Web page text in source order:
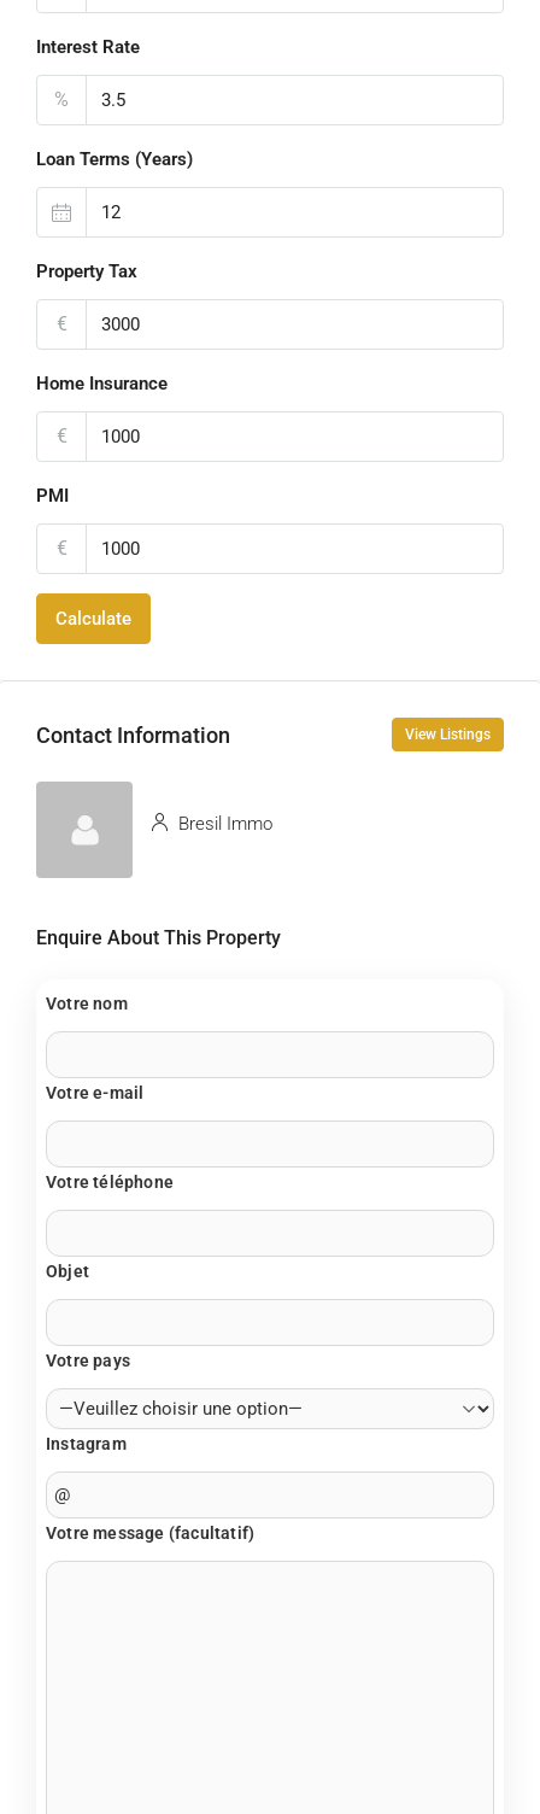
Interest Rate
%
Loan Terms (Years)
Property Tax
€
Home Insurance
€
PMI
€
Calculate
Contact Information View Listings
Bresil Immo
Enquire About This Property
Votre nom
Votre e-mail
Votre téléphone
Objet
Votre pays
Instagram
Votre message (facultatif)